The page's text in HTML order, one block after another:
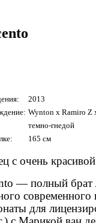
2013
Wynton x Ramiro Z
темно-гнедой
165 см
с очень
— полный брат
современного
для